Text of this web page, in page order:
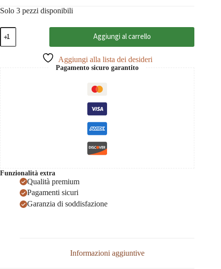
Solo 3 pezzi disponibili
Árpád
Pálinka
di
Aggiungi al carrello
Aggiungi alla lista dei desideri
Pagamento sicuro garantito
Funzionalità extra
Qualità premium
Pagamenti sicuri
Garanzia di soddisfazione
Informazioni aggiuntive